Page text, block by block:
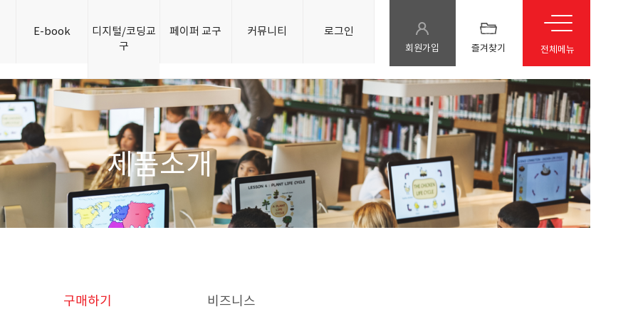
E-book
디지털/코딩교
구
페이퍼 교구 커뮤니티 로그인
즐겨찾기
회원가입 전체메뉴
제품소개
구매하기 비즈니스